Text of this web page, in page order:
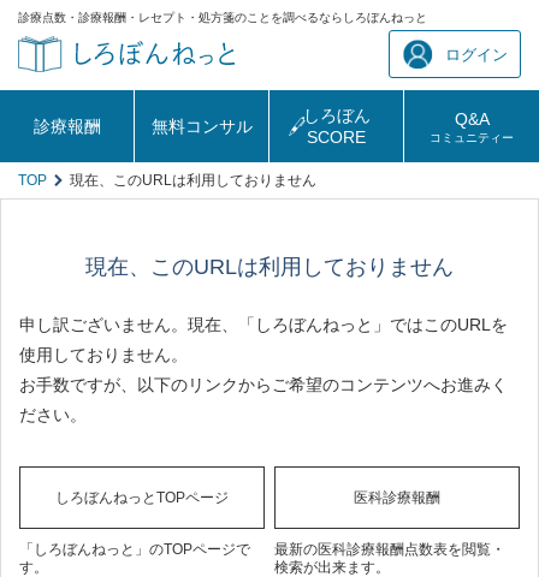
診療点数・診療報酬・レセプト・処方箋のことを調べるならしろぼんねっと
ログイン
診療報酬 無料コンサル
しろぼん
SCORE
Q&A
コミュニティー
TOP 現在、このURLは利用しておりません
現在、このURLは利用しておりません
申し訳ございません。現在、「しろぼんねっと」ではこのURLを
使用しておりません。
お手数ですが、以下のリンクからご希望のコンテンツへお進みく
ださい。
しろぼんねっとTOPページ
「しろぼんねっと」のTOPページで
す。
医科診療報酬
最新の医科診療報酬点数表を閲覧・
検索が出来ます。